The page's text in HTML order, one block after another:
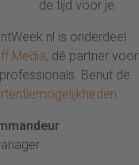
de tijd voor je.
is onderdeel
Media, dé partner voor
Benut de
.